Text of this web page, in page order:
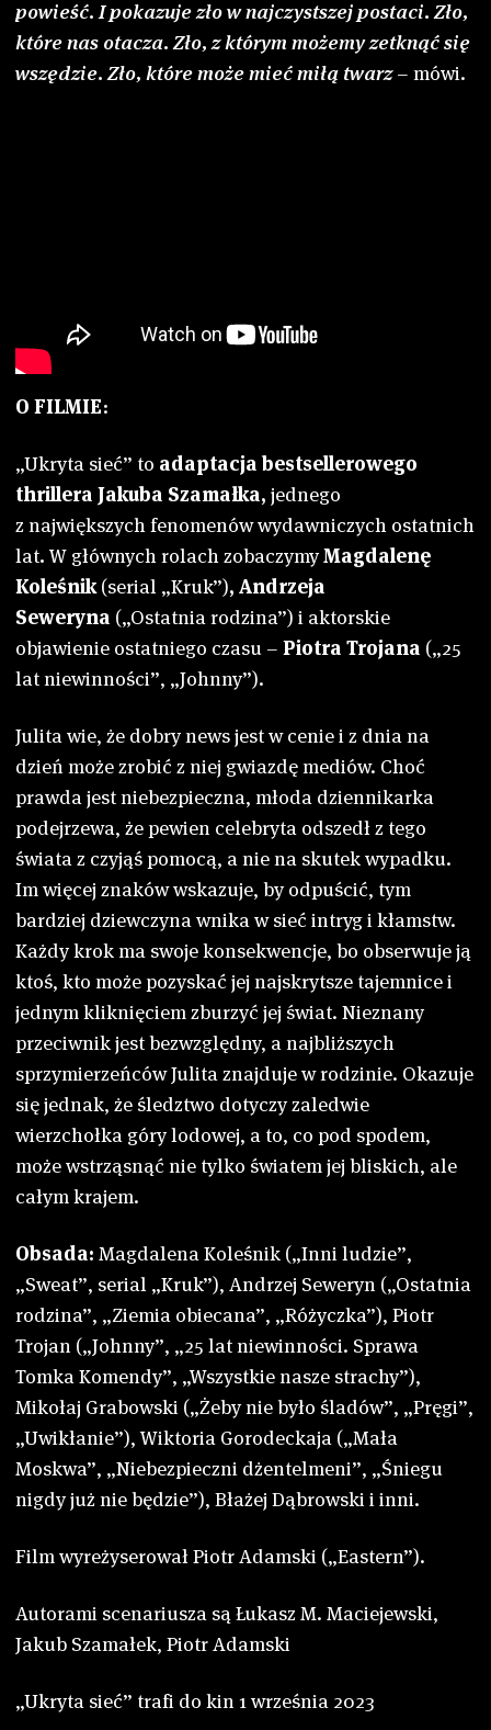
powieść. I pokazuje zło w najczystszej postaci. Zło,
które nas otacza. Zło, z którym możemy zetknąć się
wszędzie. Zło, które może mieć miłą twarz– mówi.
O FILMIE:
„Ukryta sieć” to adaptacja bestsellerowego
thrillera Jakuba Szamałka, jednego
z największych fenomenów wydawniczych ostatnich
lat. W głównych rolach zobaczymyMagdalenę
Koleśnik(serial „Kruk”), Andrzeja
Seweryna („Ostatnia rodzina”) i aktorskie
objawienie ostatniego czasu – Piotra Trojana („25
lat niewinności”, „Johnny”).
Julita wie, że dobry news jest w cenie i z dnia na
dzień może zrobić z niej gwiazdę mediów. Choć
prawda jest niebezpieczna, młoda dziennikarka
podejrzewa, że pewien celebryta odszedł z tego
świata z czyjąś pomocą, a nie na skutek wypadku.
Im więcej znaków wskazuje, by odpuścić, tym
bardziej dziewczyna wnika w sieć intryg i kłamstw.
Każdy krok ma swoje konsekwencje, bo obserwuje ją
ktoś, kto może pozyskać jej najskrytsze tajemnice i
jednym kliknięciem zburzyć jej świat. Nieznany
przeciwnik jest bezwzględny, a najbliższych
sprzymierzeńców Julita znajduje w rodzinie. Okazuje
się jednak, że śledztwo dotyczy zaledwie
wierzchołka góry lodowej, a to, co pod spodem,
może wstrząsnąć nie tylko światem jej bliskich, ale
całym krajem.
Obsada: Magdalena Koleśnik („Inni ludzie”,
„Sweat”, serial „Kruk”), Andrzej Seweryn („Ostatnia
rodzina”, „Ziemia obiecana”, „Różyczka”), Piotr
Trojan („Johnny”, „25 lat niewinności. Sprawa
Tomka Komendy”, „Wszystkie nasze strachy”),
Mikołaj Grabowski („Żeby nie było śladów”, „Pręgi”,
„Uwikłanie”), Wiktoria Gorodeckaja („Mała
Moskwa”, „Niebezpieczni dżentelmeni”, „Śniegu
nigdy już nie będzie”), Błażej Dąbrowski i inni.
Film wyreżyserował Piotr Adamski („Eastern”).
Autorami scenariusza są Łukasz M. Maciejewski,
Jakub Szamałek, Piotr Adamski
„Ukryta sieć” trafi do kin 1 września 2023